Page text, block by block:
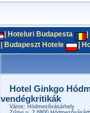
Hoteluri Budapesta
Budapeszt Hotele
Hotel Ginkgo
vendégkritikák
Város: Hódmezôvásárhely